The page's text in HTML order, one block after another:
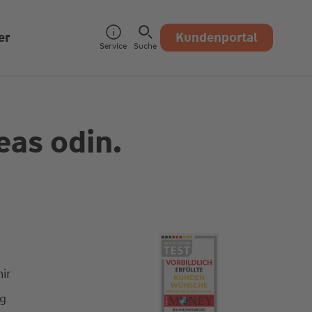
Service Suche Kundenportal
odin.